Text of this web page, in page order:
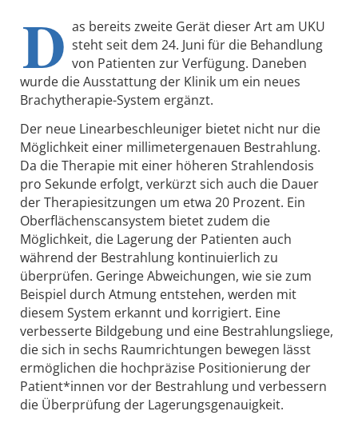
D as bereits zweite Gerät dieser Art am UKU
steht seit dem 24. Juni für die Behandlung
von Patienten zur Verfügung. Daneben
wurde die Ausstattung der Klinik um ein neues
Brachytherapie-System ergänzt.
Der neue Linearbeschleuniger bietet nicht nur die
Möglichkeit einer millimetergenauen Bestrahlung.
Da die Therapie mit einer höheren Strahlendosis
pro Sekunde erfolgt, verkürzt sich auch die Dauer
der Therapiesitzungen um etwa 20 Prozent. Ein
Oberflächenscansystem bietet zudem die
Möglichkeit, die Lagerung der Patienten auch
während der Bestrahlung kontinuierlich zu
überprüfen. Geringe Abweichungen, wie sie zum
Beispiel durch Atmung entstehen, werden mit
diesem System erkannt und korrigiert. Eine
verbesserte Bildgebung und eine Bestrahlungsliege,
die sich in sechs Raumrichtungen bewegen lässt
ermöglichen die hochpräzise Positionierung der
Patient*innen vor der Bestrahlung und verbessern
die Überprüfung der Lagerungsgenauigkeit.